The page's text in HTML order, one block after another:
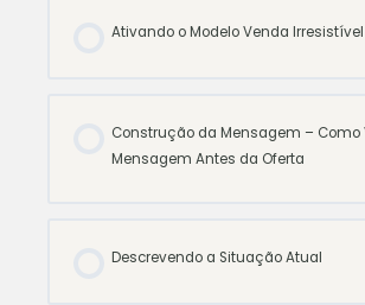
Ativando o Modelo Venda Irresistível
Construção da Mensagem – Como
Mensagem Antes da Oferta
Descrevendo a Situação Atual